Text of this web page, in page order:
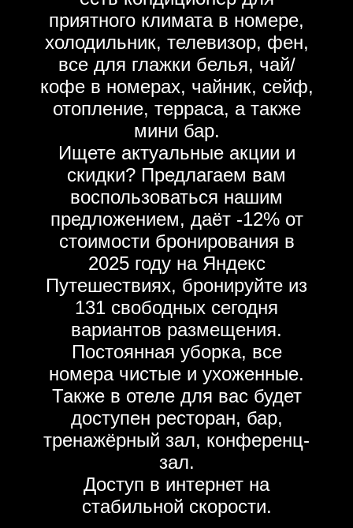
приятного климата в номере,
холодильник, телевизор, фен,
все для глажки белья, чай/
кофе в номерах, чайник, сейф,
отопление, терраса, а также
мини бар.
Ищете актуальные акции и
скидки? Предлагаем вам
воспользоваться нашим
предложением, даёт -12% от
стоимости бронирования в
2025 году на Яндекс
Путешествиях, бронируйте из
131 свободных сегодня
вариантов размещения.
Постоянная уборка, все
номера чистые и ухоженные.
Также в отеле для вас будет
доступен ресторан, бар,
тренажёрный зал, конференц-
зал.
Доступ в интернет на
стабильной скорости.